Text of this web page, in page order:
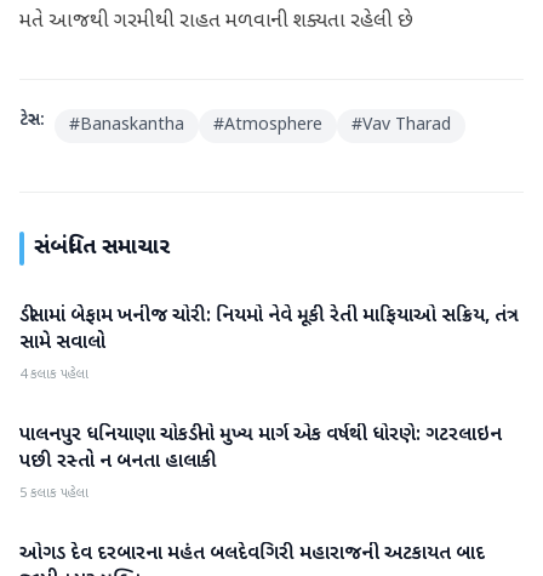
મતે આજથી ગરમીથી રાહત મળવાની શક્યતા રહેલી છે
ટેગ્સ: #Banaskantha #Atmosphere #Vav Tharad
સંબંધિત સમાચાર
બનાસકાંઠા
ડીસામાં બેફામ ખનીજ ચોરી: નિયમો નેવે મૂકી રેતી માફિયાઓ સક્રિય, તંત્ર
સામે સવાલો
4 કલાક પહેલા
બનાસકાંઠા
પાલનપુર ધનિયાણા ચોકડીનો મુખ્ય માર્ગ એક વર્ષથી ધોરણે: ગટરલાઇન
પછી રસ્તો ન બનતા હાલાકી
5 કલાક પહેલા
બનાસકાંઠા
ઓગડ દેવ દરબારના મહંત બલદેવગિરી મહારાજની અટકાયત બાદ